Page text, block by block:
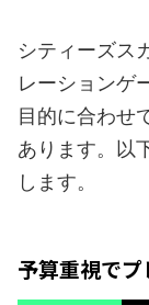
シティーズス
レーションゲ
目的に合わせ
あります。以
します。
予算重視で